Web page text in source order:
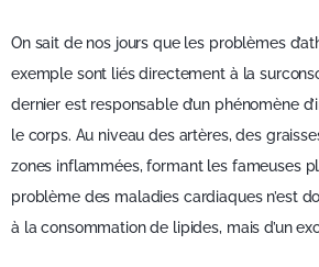
On sait de nos jours que les problèmes
exemple sont liés directement à la
dernier est responsable d’un phénomène
le corps. Au niveau des artères, des
zones inflammées, formant les fameuses
problème des maladies cardiaques n’est
à la consommation de lipides, mais d’un